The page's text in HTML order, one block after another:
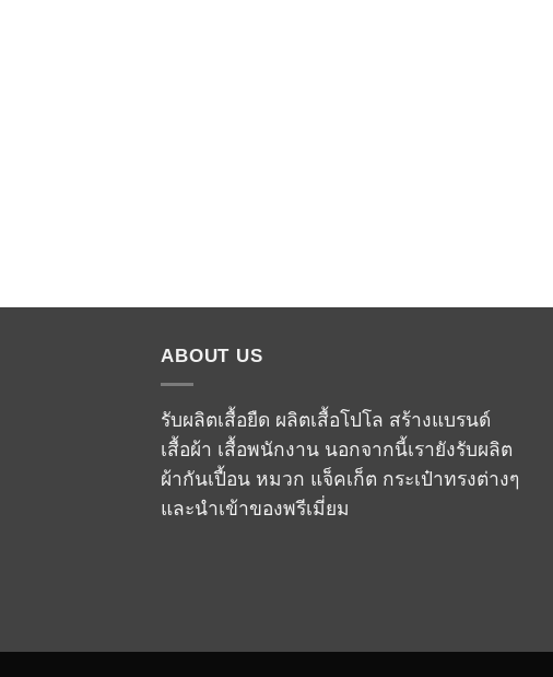
ABOUT US
รับผลิตเสื้อยืด ผลิตเสื้อโปโล สร้างแบรนด์
เสื้อผ้า เสื้อพนักงาน นอกจากนี้เรายังรับผลิต
ผ้ากันเปื้อน หมวก แจ็คเก็ต กระเป๋าทรงต่างๆ
และนำเข้าของพรีเมี่ยม